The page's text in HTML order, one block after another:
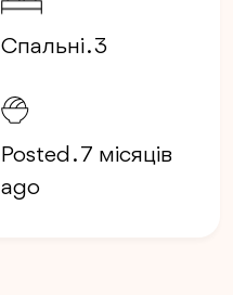
Спальні . 3
Posted . 7 місяців
ago